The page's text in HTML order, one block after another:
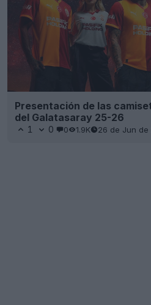
Presentación de las
del Galatasaray 25-26
1 0 0 1.9K 26 de Jun de